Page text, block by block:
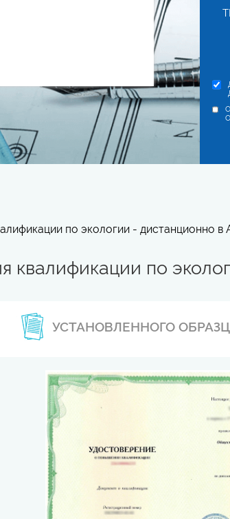
по экологии - дистанционно в
квалификации по
УСТАНОВЛЕННОГО